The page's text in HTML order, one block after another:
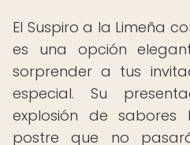
El Suspiro a la Limeña
es una opción
sorprender a tus
especial. Su
explosión de sabores
postre que no